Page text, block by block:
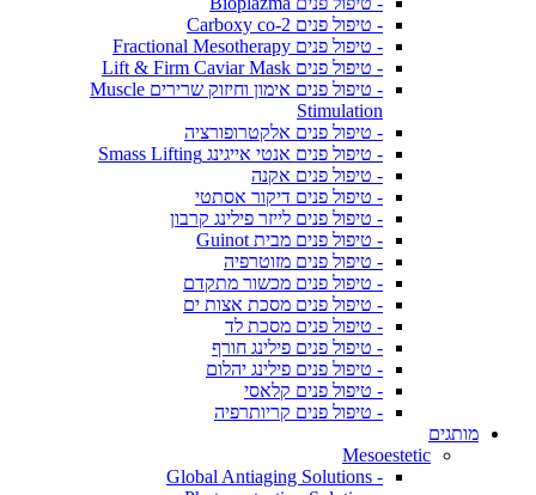
- טיפול פנים Carboxy co-2
- טיפול פנים Fractional Mesotherapy
- טיפול פנים Lift & Firm Caviar Mask
- טיפול פנים אימון וחיזוק שרירים Muscle
Stimulation
- טיפול פנים אלקטרופורציה
- טיפול פנים אנטי אייגינג Smass Lifting
- טיפול פנים אקנה
- טיפול פנים דיקור אסתטי
- טיפול פנים לייזר פילינג קרבון
- טיפול פנים מבית Guinot
- טיפול פנים מזוטרפיה
- טיפול פנים מכשור מתקדם
- טיפול פנים מסכת אצות ים
- טיפול פנים מסכת לד
- טיפול פנים פילינג חורף
- טיפול פנים פילינג יהלום
- טיפול פנים קלאסי
- טיפול פנים קריותרפיה
מותגים
Mesoestetic
- Global Antiaging Solutions